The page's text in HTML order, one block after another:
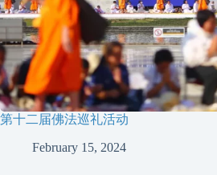
第十二届佛法巡礼活动
February 15, 2024